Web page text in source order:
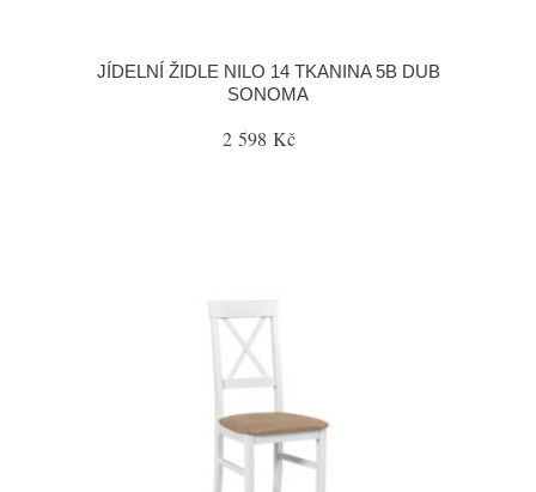
JÍDELNÍ ŽIDLE NILO 14 TKANINA 5B DUB
SONOMA
2 598 Kč